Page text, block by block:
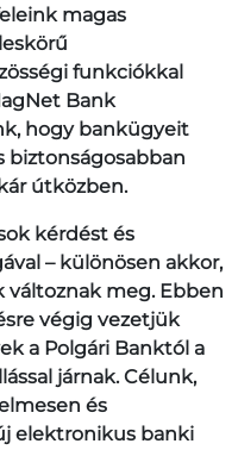
magas
funkciókkal
Bank
hogy bankügyeit
biztonságosabban
útközben.
kérdést és
– különösen akkor,
változnak meg. Ebben
végig vezetjük
a Polgári Banktól a
járnak. Célunk,
és
elektronikus banki